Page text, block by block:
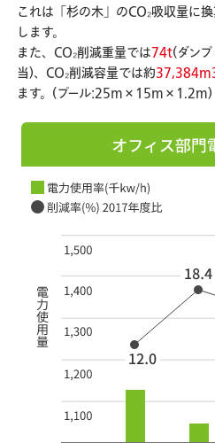
これは「杉の木」のCO₂吸収量に
します。
また、CO₂削減重量では 74t(ダン
当)、CO₂削減容量では約
ます。(プール:25m×15m×1.2m)